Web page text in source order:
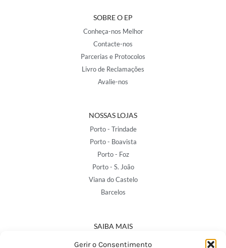
Gerir o Consentimento
SOBRE O EP
Conheça-nos Melhor
Contacte-nos
Parcerias e Protocolos
Livro de Reclamações
Avalie-nos
NOSSAS LOJAS
Porto - Trindade
Porto - Boavista
Porto - Foz
Porto - S. João
Viana do Castelo
Barcelos
SAIBA MAIS
Política de Privacidade